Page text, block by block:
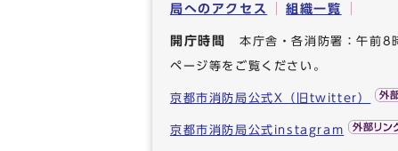
局へのアクセス
組織一覧
開庁時間 本庁舎・各消防署：午前8
ページ等をご覧ください。
京都市消防局公式X（旧twitter）
京都市消防局公式instagram